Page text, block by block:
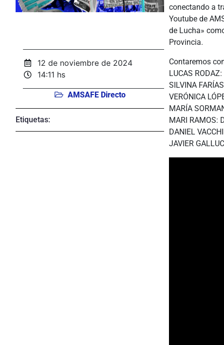
12 de noviembre de 2024
14:11 hs
AMSAFE Directo
Etiquetas:
conectando a
Youtube de
de Lucha»
Provincia.
Contaremos
LUCAS
SILVINA
VERÓNICA
MARÍA
MARI RAMOS:
DANIEL
JAVIER